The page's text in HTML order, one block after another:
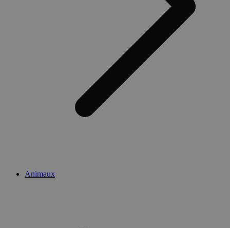
Animaux